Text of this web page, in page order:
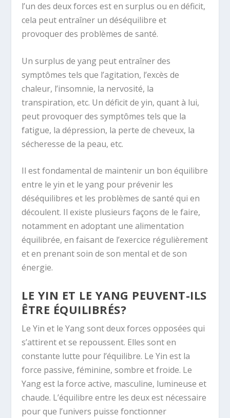
l’un des deux forces est en surplus ou en déficit,
cela peut entraîner un déséquilibre et
provoquer des problèmes de santé.
Un surplus de yang peut entraîner des
symptômes tels que l’agitation, l’excès de
chaleur, l’insomnie, la nervosité, la
transpiration, etc. Un déficit de yin, quant à lui,
peut provoquer des symptômes tels que la
fatigue, la dépression, la perte de cheveux, la
sécheresse de la peau, etc.
Il est fondamental de maintenir un bon équilibre
entre le yin et le yang pour prévenir les
déséquilibres et les problèmes de santé qui en
découlent. Il existe plusieurs façons de le faire,
notamment en adoptant une alimentation
équilibrée, en faisant de l’exercice régulièrement
et en prenant soin de son mental et de son
énergie.
LE YIN ET LE YANG PEUVENT-ILS
ÊTRE ÉQUILIBRÉS?
Le Yin et le Yang sont deux forces opposées qui
s’attirent et se repoussent. Elles sont en
constante lutte pour l’équilibre. Le Yin est la
force passive, féminine, sombre et froide. Le
Yang est la force active, masculine, lumineuse et
chaude. L’équilibre entre les deux est nécessaire
pour que l’univers puisse fonctionner